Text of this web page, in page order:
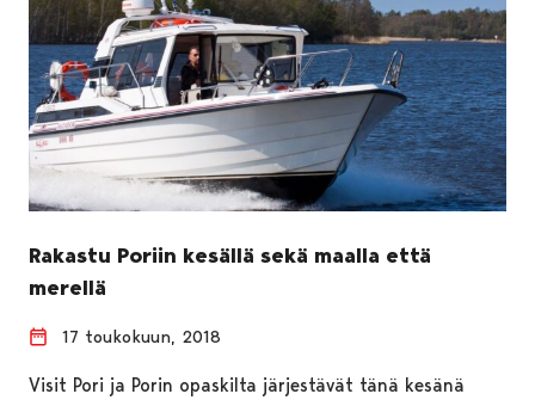
Rakastu Poriin kesällä sekä maalla että
merellä
17 toukokuun, 2018
Visit Pori ja Porin opaskilta järjestävät tänä kesänä